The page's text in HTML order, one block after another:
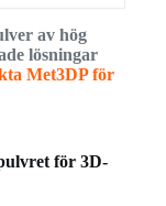
av hög
lösningar
Met3DP för
för 3D-